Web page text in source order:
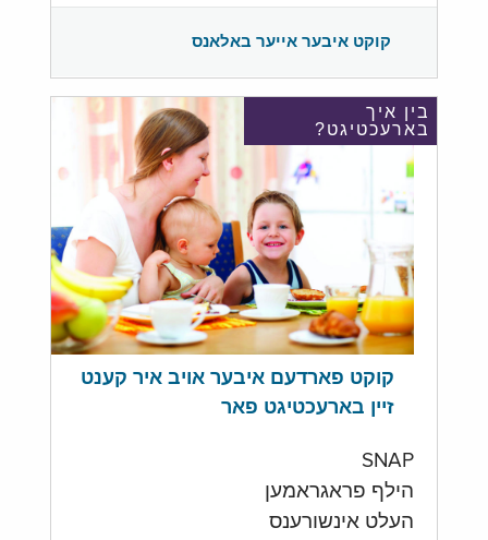
קוקט איבער אייער באלאנס
בין איך
בארעכטיגט?
קוקט פארדעם איבער אויב איר קענט
זיין בארעכטיגט פאר
SNAP
הילף פראגראמען
העלט אינשורענס